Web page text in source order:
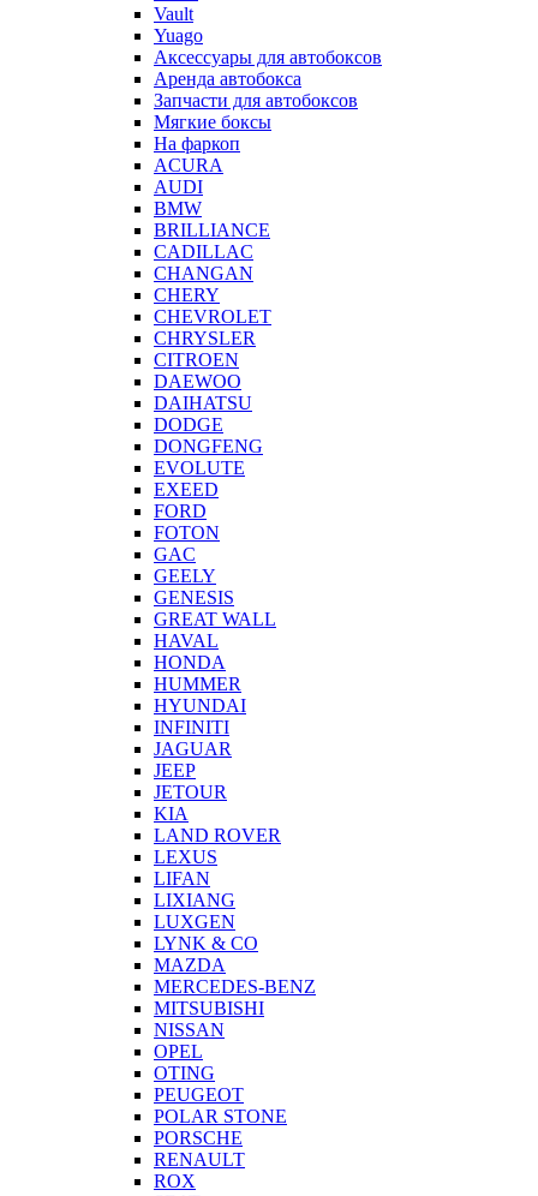
Vault
Yuago
Аксессуары для автобоксов
Аренда автобокса
Запчасти для автобоксов
Мягкие боксы
На фаркоп
ACURA
AUDI
BMW
BRILLIANCE
CADILLAC
CHANGAN
CHERY
CHEVROLET
CHRYSLER
CITROEN
DAEWOO
DAIHATSU
DODGE
DONGFENG
EVOLUTE
EXEED
FORD
FOTON
GAC
GEELY
GENESIS
GREAT WALL
HAVAL
HONDA
HUMMER
HYUNDAI
INFINITI
JAGUAR
JEEP
JETOUR
KIA
LAND ROVER
LEXUS
LIFAN
LIXIANG
LUXGEN
LYNK & CO
MAZDA
MERCEDES-BENZ
MITSUBISHI
NISSAN
OPEL
OTING
PEUGEOT
POLAR STONE
PORSCHE
RENAULT
ROX